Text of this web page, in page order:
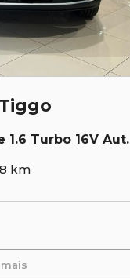
Tiggo
1.6 Turbo 16V Aut.
km